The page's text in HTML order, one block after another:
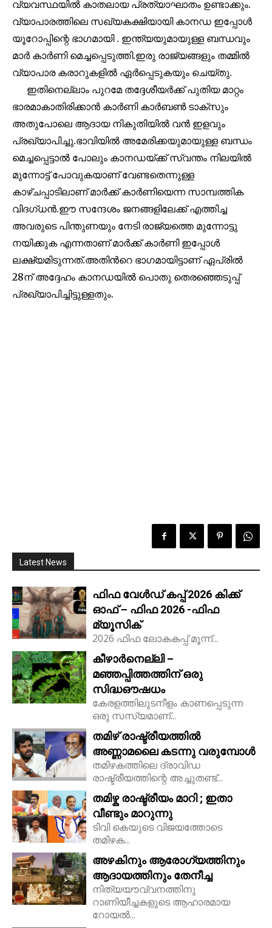
32,111 32,214
Followers
11,243
Followers
വ്യവസ്ഥയിൽ കാതലായ പ്രത്യാഘാതം ഉണ്ടാക്കും.
വ്യാപാരത്തിലെ സഖ്യകക്ഷിയായി കാനഡ ഇപ്പോൾ
യൂറോപ്പിന്റെ ഭാഗമായി . ഇന്ത്യയുമായുള്ള ബന്ധവും
മാർ കാർണി മെച്ചപ്പെടുത്തി.ഇരു രാജ്യങ്ങളും തമ്മിൽ
വ്യാപാര കരാറുകളിൽ ഏർപ്പെടുകയും ചെയ്തു.
ഇതിനെല്ലാം പുറമേ തദ്ദേശീയർക്ക് പുതിയ മാറ്റം
ഭാരമാകാതിരിക്കാൻ കാർണി കാർബൺ ടാക്സും
അതുപോലെ ആദായ നികുതിയിൽ വൻ ഇളവും
പ്രഖ്യാപിച്ചു.ഭാവിയിൽ അമേരിക്കയുമായുള്ള ബന്ധം
മെച്ചപ്പെട്ടാൽ പോലും കാനഡയ്ക്ക് സ്വന്തം നിലയിൽ
മുന്നോട്ട് പോവുകയാണ് വേണ്ടതെന്നുള്ള
കാഴ്ചപ്പാടിലാണ് മാർക്ക് കാർണിയെന്ന സാമ്പത്തിക
വിദഗ്ധൻ.ഈ സന്ദേശം ജനങ്ങളിലേക്ക് എത്തിച്ച
അവരുടെ പിന്തുണയും നേടി രാജ്യത്തെ മുന്നോട്ടു
നയിക്കുക എന്നതാണ് മാർക്ക് കാർണി ഇപ്പോൾ
ലക്ഷ്യമിടുന്നത്.അതിൻറെ ഭാഗമായിട്ടാണ് ഏപ്രിൽ
28ന് അദ്ദേഹം കാനഡയിൽ പൊതു തെരഞ്ഞെടുപ്പ്
പ്രഖ്യാപിച്ചിട്ടുള്ളതും.
Latest News
ഫിഫ വേൾഡ് കപ്പ് 2026 കിക്ക്‌
ഓഫ് – ഫിഫ 2026 -ഫിഫ
മ്യൂസിക്
2026 ഫിഫ ലോകകപ്പ് മൂന്ന്...
കീഴാർനെല്ലി –
മഞ്ഞപ്പിത്തത്തിന് ഒരു
സിദ്ധഔഷധം
കേരളത്തിലുടനീളം കാണപ്പെടുന്ന
ഒരു സസ്യമാണ്...
തമിഴ് രാഷ്ട്രീയത്തിൽ
അണ്ണാമലൈ കടന്നു വരുമ്പോൾ
തമിഴകത്തിലെ ദ്രാവിഡ
രാഷ്ട്രീയത്തിന്റെ അച്ചുതണ്ട്...
തമിഴ്ക രാഷ്ട്രീയം മാറി ; ഇതാ
വീണ്ടും മാറുന്നു
ടിവി കെയുടെ വിജയത്തോടെ
തമിഴക...
അഴകിനും ആരോഗ്യത്തിനും
ആദായത്തിനും തേനീച്ച
നിത്യയൗവ്വനത്തിനു
റാണിയീച്ചകളുടെ ആഹാരമായ
റോയല്‍...